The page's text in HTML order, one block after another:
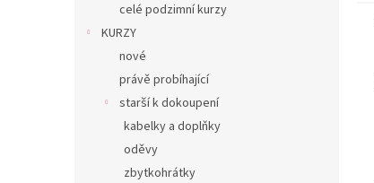
celé podzimní kurzy
KURZY
nové
právě probíhající
starší k dokoupení
kabelky a doplňky
oděvy
zbytkohrátky